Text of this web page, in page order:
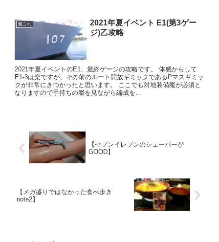
艦これ
2021年夏イベント E1(第3ゲー
ジ)乙攻略
2021年夏イベントのE1、最終ゲージの攻略です。 体感からして
E1-3は楽ですが、その前のルート開放ギミックであるPマスギミッ
クが非常にきつかったと思います。 ここでも対地装備艦が必須と
なりますので手持ちの艦を見ながら編成を...
【セブンイレブンのシェーバーが
GOOD】
【メガ盛りではなかった食べ歩き
note2】